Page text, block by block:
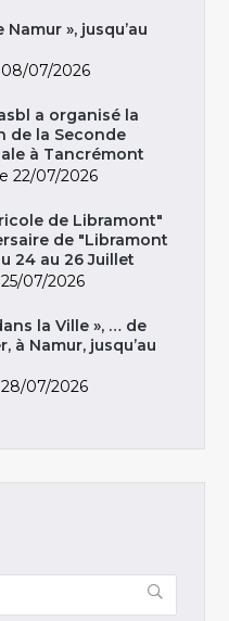
Namur », jusqu’au
07/2026
a organisé la
de la Seconde
à Tancrémont
22/07/2026
de Libramont"
de "Libramont
24 au 26 Juillet
07/2026
la Ville », … de
à Namur, jusqu’au
07/2026